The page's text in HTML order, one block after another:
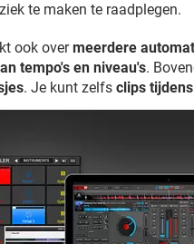
te maken te raadplegen.
ook overmeerdere
tempo's en niveau's.
. Je kunt zelfs clips